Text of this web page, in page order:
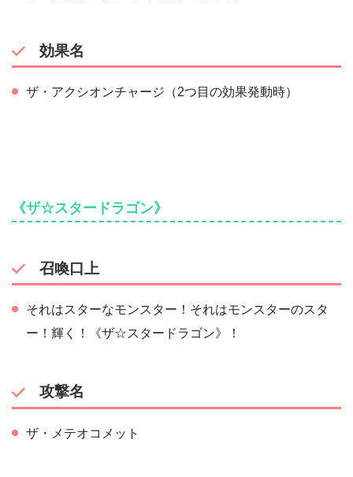
効果名
ザ・アクシオンチャージ（2つ目の効果発動時）
《ザ☆スタードラゴン》
召喚口上
それはスターなモンスター！それはモンスターのスタ
ー！輝く！《ザ☆スタードラゴン》！
攻撃名
ザ・メテオコメット